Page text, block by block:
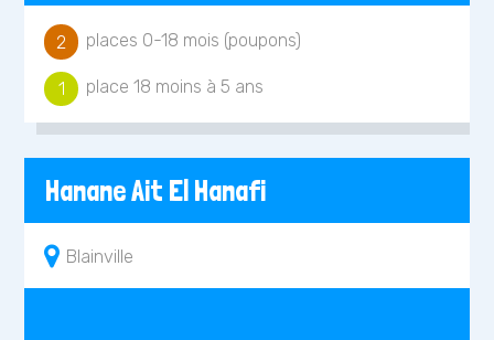
2 places 0-18 mois (poupons)
1 place 18 moins à 5 ans
Hanane Ait El Hanafi
Blainville